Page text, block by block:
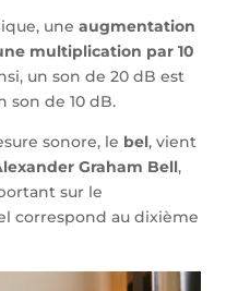
une augmentation
multiplication par 10
un son de 20 dB est
son de 10 dB.
sonore, le bel, vient
Graham Bell,
sur le
correspond au dixième